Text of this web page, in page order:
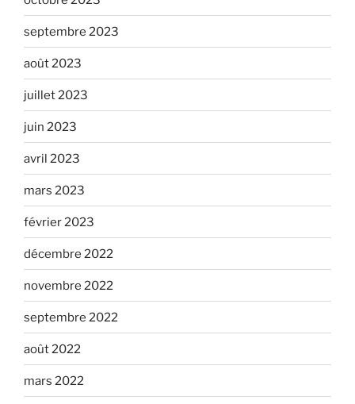
septembre 2023
août 2023
juillet 2023
juin 2023
avril 2023
mars 2023
février 2023
décembre 2022
novembre 2022
septembre 2022
août 2022
mars 2022